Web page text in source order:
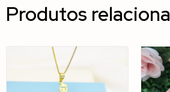
Produtos